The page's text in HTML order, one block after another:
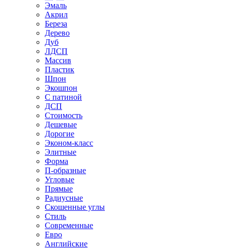
Эмаль
Акрил
Береза
Дерево
Дуб
ЛДСП
Массив
Пластик
Шпон
Экошпон
С патиной
ДСП
Стоимость
Дешевые
Дорогие
Эконом-класс
Элитные
Форма
П-образные
Угловые
Прямые
Радиусные
Скошенные углы
Стиль
Современные
Евро
Английские